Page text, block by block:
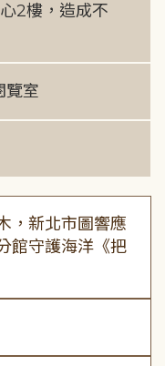
2樓，造成不
覽室
，新北市圖響應
館守護海洋《把